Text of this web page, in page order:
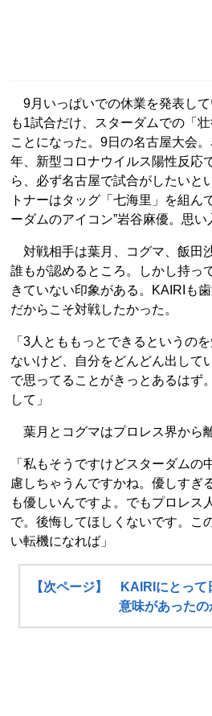
9月いっぱいでの休業を発表し
も1試合だけ、スターダムでの「
ことになった。9日の名古屋大会
年、新型コロナウイルス陽性反応
ら、必ず名古屋で試合がしたいと
トナーはタッグ「七海里」を組ん
ーダムのアイコン”岩谷麻優。思い
対戦相手は葉月、コグマ、飯田
誰もが認めるところ。しかし持っ
きていない印象がある。KAIRIも
だからこそ対戦したかった。
「3人とももっとできるというの
ないけど、自分をどんどん出して
で思ってることがきっとあるはず
して」
葉月とコグマはプロレス界から
「私もそうですけどスターダムの
慮しちゃうんですかね。優しすぎ
も優しいんですよ。でもプロレス
で。後悔してほしくないです。こ
い転機になれば」
【次ページ】 KAIRIにとって
意味があったの